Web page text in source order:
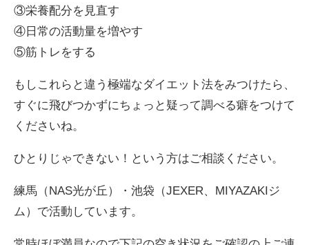
③栄養配分を見直す
④日常の活動量を増やす
⑤筋トレをする
もしこれらと違う極端なダイエット法をみつけたら、
すぐに飛びつかずにちょっと疑って調べる癖をつけて
くださいね。
ひとりじゃできない！という方はご相談ください。
練馬（NAS光が丘）・池袋（JEXER、MIYAZAKIジ
ム）で活動しています。